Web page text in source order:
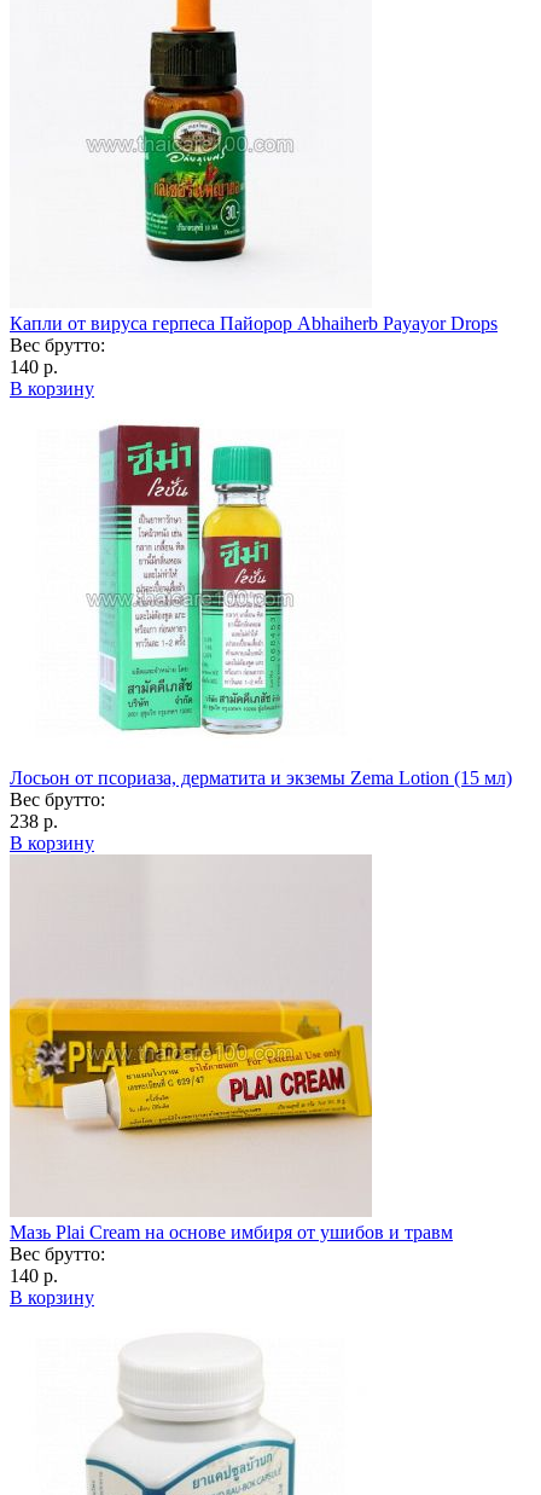
Капли от вируса герпеса Пайорор Abhaiherb Payayor Drops
Вес брутто:
140 р.
В корзину
Лосьон от псориаза, дерматита и экземы Zema Lotion (15 мл)
Вес брутто:
238 р.
В корзину
Мазь Plai Cream на основе имбиря от ушибов и травм
Вес брутто:
140 р.
В корзину